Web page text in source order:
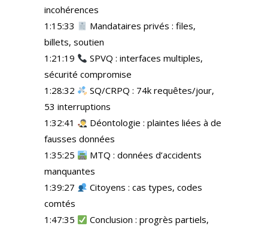
incohérences
1:15:33
Mandataires privés : files,
billets, soutien
1:21:19
SPVQ : interfaces multiples,
sécurité compromise
1:28:32
SQ/CRPQ : 74k requêtes/jour,
53 interruptions
1:32:41
Déontologie : plaintes liées à de
fausses données
1:35:25
MTQ : données d’accidents
manquantes
1:39:27
Citoyens : cas types, codes
comtés
1:47:35
Conclusion : progrès partiels,